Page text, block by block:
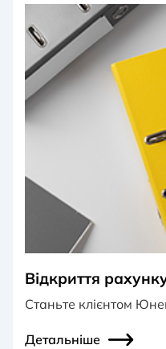
Відкриття
Станьте клієнтом
Детальніше